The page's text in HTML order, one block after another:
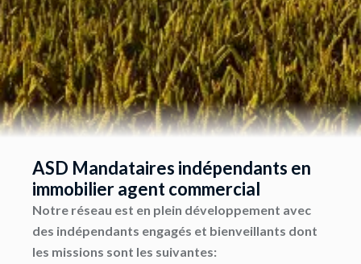
ASD Mandataires indépendants en
immobilier agent commercial
Notre réseau est en plein développement avec
des indépendants engagés et bienveillants dont
les missions sont les suivantes: